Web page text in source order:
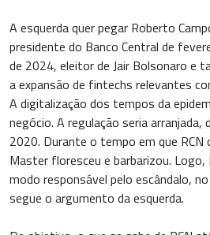
A esquerda quer pegar Roberto
presidente do Banco Central de
de 2024, eleitor de Jair Bolsonaro e
a expansão de fintechs relevantes
A digitalização dos tempos da
negócio. A regulação seria arranjada,
2020. Durante o tempo em que RCN
Master floresceu e barbarizou. Logo,
modo responsável pelo escândalo,
segue o argumento da esquerda.